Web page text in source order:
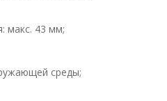
макс. 43 мм;
среды;